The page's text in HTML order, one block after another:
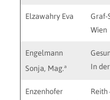
Elzawahry Eva
Graf-
Wien
Engelmann
Sonja, Mag.a
In
Enzenhofer